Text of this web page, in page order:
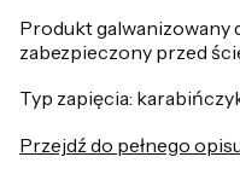
Produkt galwanizowany
zabezpieczony przed
Typ zapięcia:
Przejdź do pełnego